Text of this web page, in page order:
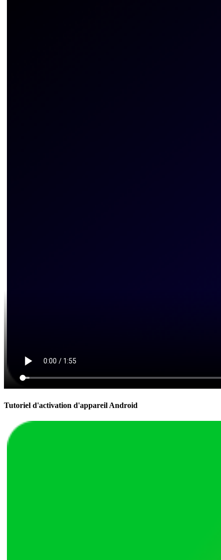
Tutoriel d'activation d'appareil Android